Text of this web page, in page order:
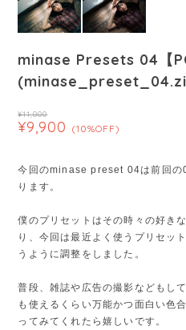
minase Presets 04【
¥11,000
¥9,900 (10%OFF)
今回のminase preset 04は前回の
ります。
僕のプリセットはその時々の好き
り、今回は最近よく使うプリセッ
うように調整をしました。
普段、雑誌や広告の撮影などもし
も使えるくらい万能かつ面白い色
ってみてくれたら嬉しいです。